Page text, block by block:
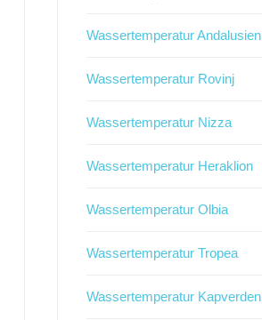
Wassertemperatur Andalusien
Wassertemperatur Rovinj
Wassertemperatur Nizza
Wassertemperatur Heraklion
Wassertemperatur Olbia
Wassertemperatur Tropea
Wassertemperatur Kapverden